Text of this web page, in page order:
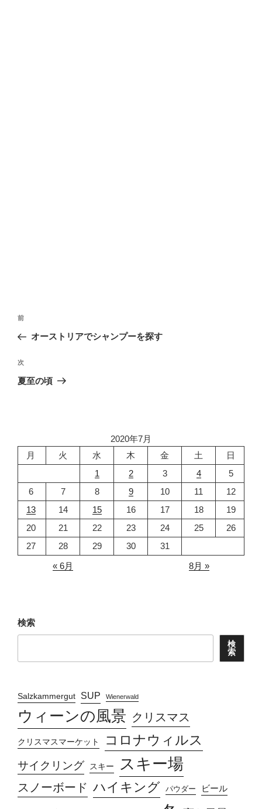
投
ナ
ビ
ゲ
前
の
稿
前
オーストリアでシャンプーを探す
次
の
次
夏至の頃
2020年7月
月
火 水 木 金 土
日
1
2 3 4
5
6
7 8 9 10 11
12
13
14 15 16 17 18
19
20
21 22 23 24 25
26
27
28 29 30
31
« 6月
8月 »
検索
検
索
Salzkammergut SUP Wienerwald
ウィーンの風景 クリスマス
クリスマスマーケット コロナウィルス
サイクリング スキー スキー場
スノーボード ハイキング パウダー ビール